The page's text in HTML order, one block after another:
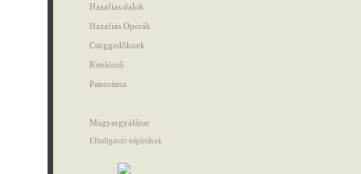
Hazafias dalok
Hazafias Operák
Csüggedőknek
Kitekintő
Panoráma
Magyargyalázat
Elhallgatott népírtások